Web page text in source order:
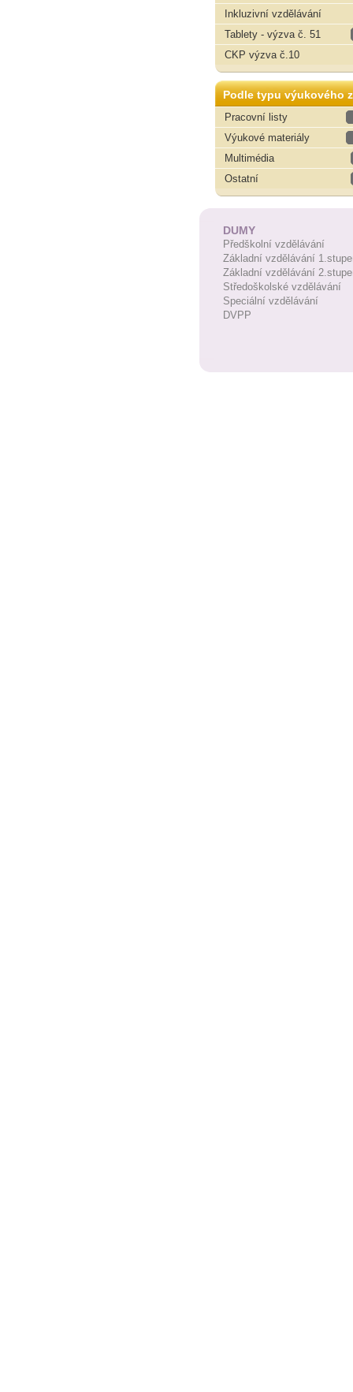
Inkluzivní vzdělávání
Tablety - výzva č. 51
CKP výzva č.10
Podle typu výukového
Pracovní listy
Výukové materiály
Multimédia
Ostatní
DUMY
Předškolní vzdělávání
Základní vzdělávání
Základní vzdělávání
Středoškolské vzdělávání
Speciální vzdělávání
DVPP